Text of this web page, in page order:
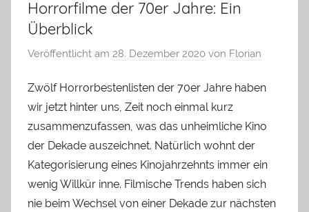
Horrorfilme der 70er Jahre: Ein
Überblick
Veröffentlicht am 28. Dezember 2020 von Florian
Zwölf Horrorbestenlisten der 70er Jahre haben
wir jetzt hinter uns, Zeit noch einmal kurz
zusammenzufassen, was das unheimliche Kino
der Dekade auszeichnet. Natürlich wohnt der
Kategorisierung eines Kinojahrzehnts immer ein
wenig Willkür inne. Filmische Trends haben sich
nie beim Wechsel von einer Dekade zur nächsten